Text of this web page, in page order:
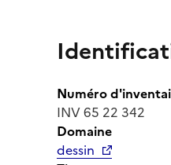
Numéro
INV 65 22 342
Domaine
dessin